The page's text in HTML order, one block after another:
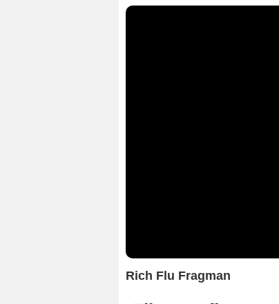
Rich Flu Fragman